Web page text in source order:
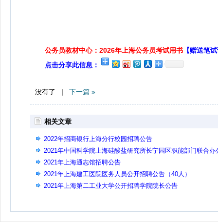
公务员教材中心：2026年上海公务员考试用书 【赠送笔
点击分享此信息：
没有了 | 下一篇 »
相关文章
2022年招商银行上海分行校园招聘公告
2021年中国科学院上海硅酸盐研究所长宁园区职能部门联合办
室人员招聘公告
2021年上海通志馆招聘公告
2021年上海建工医院医务人员公开招聘公告（40人）
2021年上海第二工业大学公开招聘学院院长公告